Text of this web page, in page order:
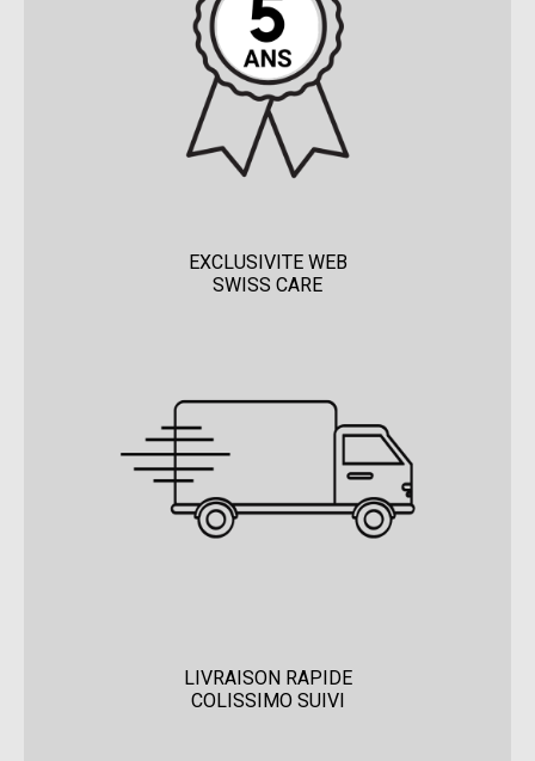
EXCLUSIVITE WEB
SWISS CARE
LIVRAISON RAPIDE
COLISSIMO SUIVI